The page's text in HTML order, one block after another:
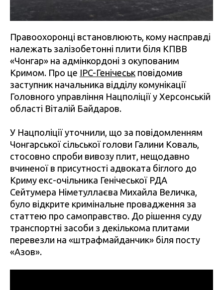
Правоохоронці встановлюють, кому насправді
належать залізобетонні плити біля КПВВ
«Чонгар» на адмінкордоні з окупованим
Кримом. Про це IPC-Генічеськ повідомив
заступник начальника відділу комунікації
Головного управління Нацполіції у Херсонській
області Віталій Байдаров.
У Нацполіції уточнили, що за повідомленням
Чонгарської сільської голови Галини Коваль,
стосовно спроби вивозу плит, нещодавно
вчиненої в присутності адвоката біглого до
Криму екс-очільника Генічеської РДА
Сейтумера Німетуллаєва Михайла Величка,
було відкрите кримінальне провадження за
статтею про самоправство. До рішення суду
транспортні засоби з декількома плитами
перевезли на «штрафмайданчик» біля посту
«Азов».